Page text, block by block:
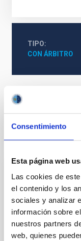
Consentimiento
Esta página web
Las cookies de
el contenido y los
sociales y analizar
información sobre
nuestros partners
web, quienes
TIPO
CON ÁRBITRO
Formación y
Te puede
CON ÁRBITRO
Magnetic
Cores in the
Core Scales
In a